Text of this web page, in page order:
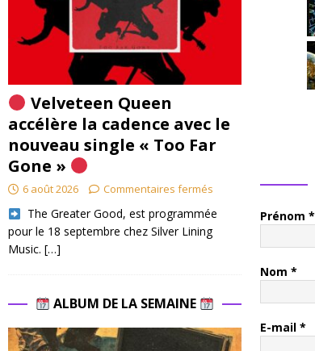
Velveteen Queen
accélère la cadence avec le
nouveau single « Too Far
Gone »
6 août 2026 Commentaires fermés
​ The Greater Good, est programmée
pour le 18 septembre chez Silver Lining
Music. […]
ALBUM DE LA SEMAINE
Prénom *
Nom *
E-mail *